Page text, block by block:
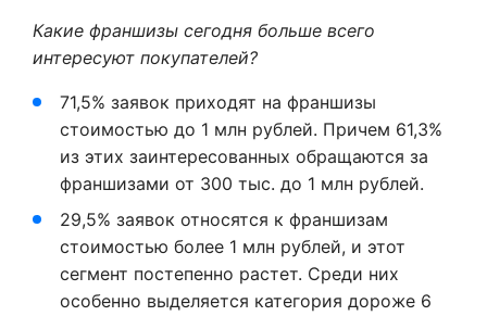
Какие франшизы сегодня больше всего
интересуют покупателей?
71,5% заявок приходят на франшизы
стоимостью до 1 млн рублей. Причем 61,3%
из этих заинтересованных обращаются за
франшизами от 300 тыс. до 1 млн рублей.
29,5% заявок относятся к франшизам
стоимостью более 1 млн рублей, и этот
сегмент постепенно растет. Среди них
особенно выделяется категория дороже 6